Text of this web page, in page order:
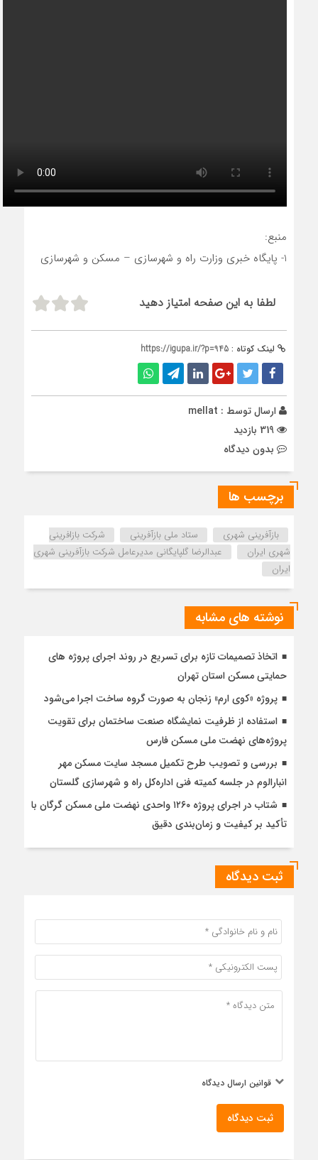
منبع:
1- پایگاه خبری وزارت راه و شهرسازی – مسکن و شهرسازی
لطفا به این صفحه امتیاز دهید
لینک کوتاه : https://igupa.ir/?p=945
ارسال توسط : mellat
بدون دیدگاه
برچسب ها
بازآفرینی شهری ستاد ملی بازآفرینی
شرکت بازافرینی
شهری ایران
عبدالرضا گلپایگانی مدیرعامل شرکت بازآفرینی شهری
ایران
نوشته های مشابه
اتخاذ تصمیمات تازه برای تسریع در روند اجرای پروژه های
حمایتی مسکن استان تهران
پروژه «کوی ارم» زنجان به صورت گروه ساخت اجرا می‌شود
استفاده از ظرفیت نمایشگاه صنعت ساختمان برای تقویت
پروژه‌های نهضت ملی مسکن فارس
بررسی و تصویب طرح تکمیل مسجد سایت مسکن مهر
انبارالوم در جلسه کمیته فنی اداره‌کل راه و شهرسازی گلستان
شتاب در اجرای پروژه ۱۲۶۰ واحدی نهضت ملی مسکن گرگان با
تأکید بر کیفیت و زمان‌بندی دقیق
ثبت دیدگاه
قوانین ارسال دیدگاه
ثبت دیدگاه